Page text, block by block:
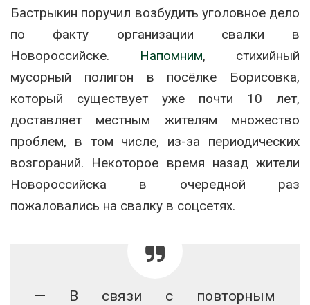
Бастрыкин поручил возбудить уголовное дело
по факту организации свалки в
Новороссийске. Напомним, стихийный
мусорный полигон в посёлке Борисовка,
который существует уже почти 10 лет,
доставляет местным жителям множество
проблем, в том числе, из-за периодических
возгораний. Некоторое время назад жители
Новороссийска в очередной раз
пожаловались на свалку в соцсетях.
— В связи с повторным